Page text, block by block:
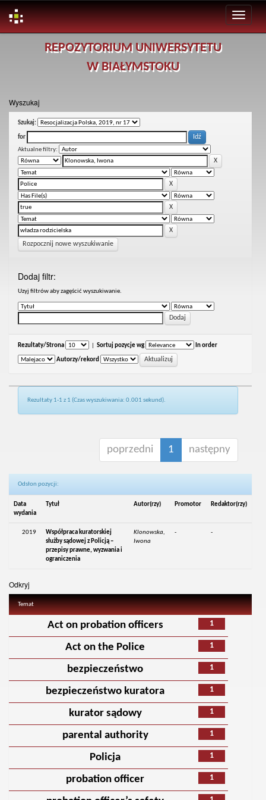
REPOZYTORIUM UNIWERSYTETU
W BIAŁYMSTOKU
Wyszukaj
Szukaj:
for
Aktualne filtry:
Rozpocznij nowe wyszukiwanie
Dodaj filtr:
Uzyj filtrów aby zagęścić wyszukiwanie.
Rezultaty/Strona Sortuj pozycje wg In order
Autorzy/rekord
Rezultaty 1-1 z 1 (Czas wyszukiwania: 0.001 sekund).
poprzedni 1 następny
Odsłon pozycji:
Data
wydania
Tytuł Autor(rzy) Promotor Redaktor(rzy)
2019
Współpraca kuratorskiej
służby sądowej z Policją –
przepisy prawne, wyzwania i
ograniczenia
Klonowska,
Iwona
- -
Odkryj
Temat
1
Act on probation officers
1
Act on the Police
1
bezpieczeństwo
1
bezpieczeństwo kuratora
1
kurator sądowy
1
parental authority
1
Policja
1
probation officer